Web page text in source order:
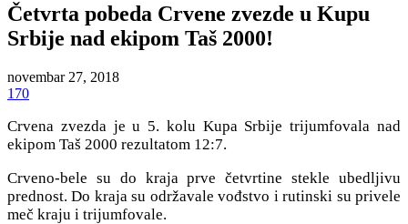
Četvrta pobeda Crvene zvezde u Kupu
Srbije nad ekipom Taš 2000!
novembar 27, 2018
170
Crvena zvezda je u 5. kolu Kupa Srbije trijumfovala nad
ekipom Taš 2000 rezultatom 12:7.
Crveno-bele su do kraja prve četvrtine stekle ubedljivu
prednost. Do kraja su održavale vođstvo i rutinski su privele
meč kraju i trijumfovale.